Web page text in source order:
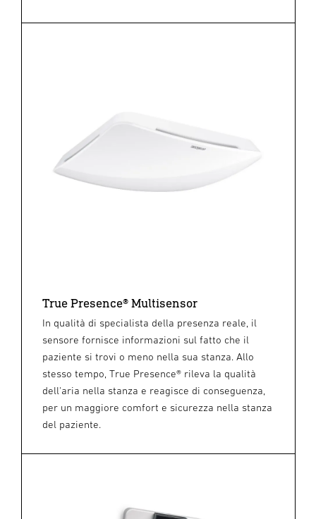
True Presence® Multisensor
In qualità di specialista della presenza reale, il
sensore fornisce informazioni sul fatto che il
paziente si trovi o meno nella sua stanza. Allo
stesso tempo, True Presence® rileva la qualità
dell'aria nella stanza e reagisce di conseguenza,
per un maggiore comfort e sicurezza nella stanza
del paziente.